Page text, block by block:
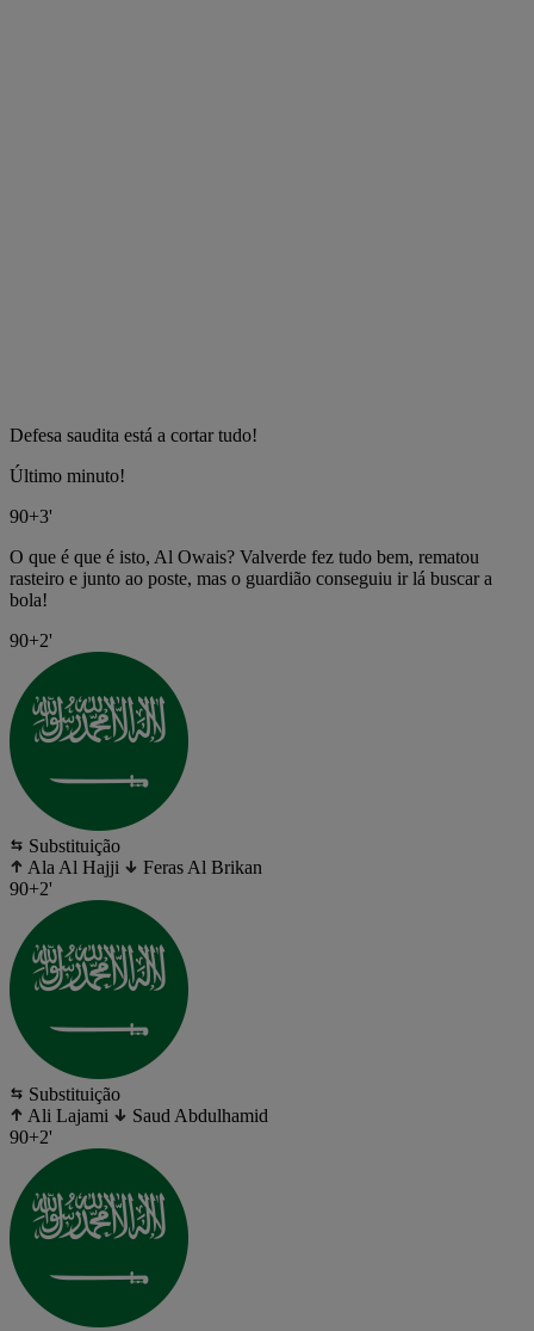
Defesa saudita está a cortar tudo!
Último minuto!
90+3'
O que é que é isto, Al Owais? Valverde fez tudo bem, rematou
rasteiro e junto ao poste, mas o guardião conseguiu ir lá buscar a
bola!
90+2'
Substituição
Ala Al Hajji
Feras Al Brikan
90+2'
Substituição
Ali Lajami
Saud Abdulhamid
90+2'